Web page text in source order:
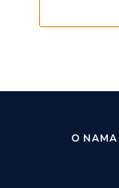
O NAMA